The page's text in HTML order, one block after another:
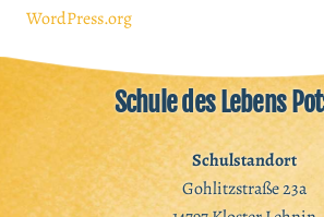
WordPress.org
Schule des Lebens
Schulstandort
Gohlitzstraße 23a